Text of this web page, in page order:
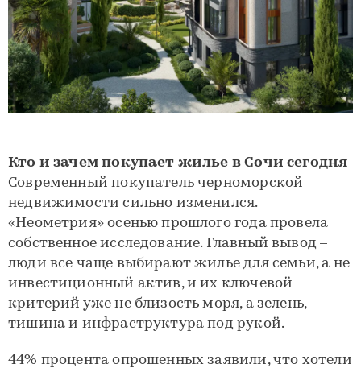
Кто и зачем покупает жилье в Сочи сегодня
Современный покупатель черноморской
недвижимости сильно изменился.
«Неометрия» осенью прошлого года провела
собственное исследование. Главный вывод –
люди все чаще выбирают жилье для семьи, а не
инвестиционный актив, и их ключевой
критерий уже не близость моря, а зелень,
тишина и инфраструктура под рукой.
44% процента опрошенных заявили, что хотели